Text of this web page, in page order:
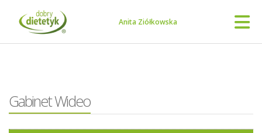
Anita Ziółkowska
Gabinet Wideo